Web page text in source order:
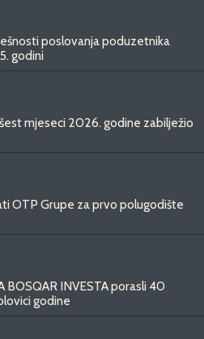
poslovanja poduzetnika
godini
mjeseci 2026. godine zabilježio
OTP Grupe za prvo polugodište
BOSQAR INVESTA porasli 40
godine